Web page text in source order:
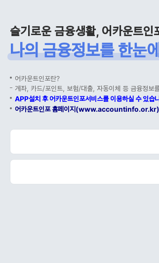
슬기로운 금융생활, 어카운트인
나의 금융정보를 한눈에
어카운트인포란?
계좌, 카드/포인트, 보험/대출, 자동이체 등 금융정보
APP설치 후 어카운트인포서비스를 이용하실 수 있습
어카운트인포 홈페이지(www.accountinfo.or.kr)를